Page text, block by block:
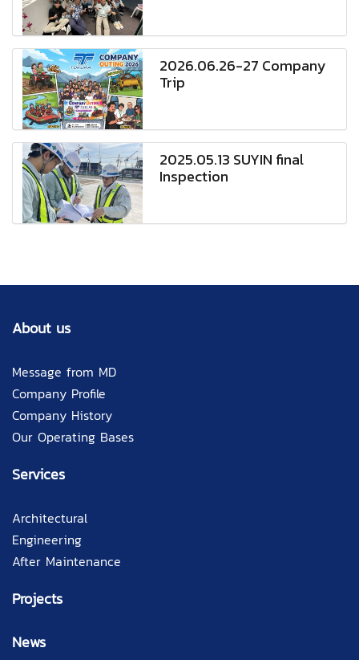
2026.06.26-27 Company
Trip
2025.05.13 SUYIN final
Inspection
About us
Message from MD
Company Profile
Company History
Our Operating Bases
Services
Architectural
Engineering
After Maintenance
Projects
News